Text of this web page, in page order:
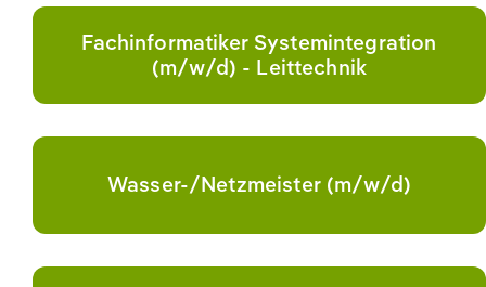
Fachinformatiker Systemintegration
(m/w/d) - Leittechnik
Wasser-/Netzmeister (m/w/d)